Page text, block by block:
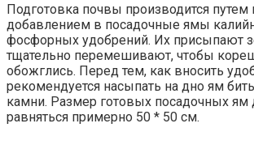
Подготовка почвы производится
добавлением в посадочные ямы
фосфорных удобрений. Их присыпают
тщательно перемешивают, чтобы
обожглись. Перед тем, как вносить
рекомендуется насыпать на дно ям
камни. Размер готовых посадочных
равняться примерно 50 * 50 см.